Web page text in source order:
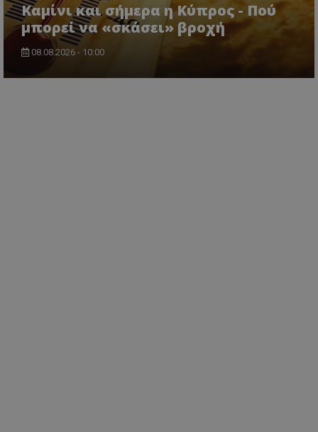
Καμίνι και σήμερα η Κύπρος - Πού
μπορεί να «σκάσει» βροχή
08.08.2026 - 10:00